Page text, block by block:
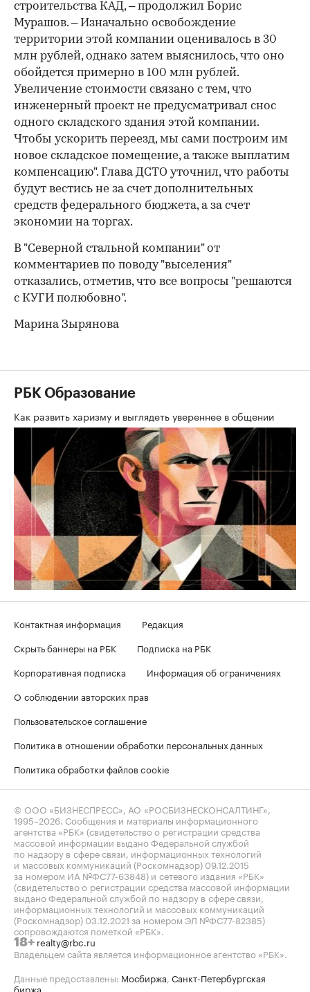
строительства КАД, – продолжил Борис
Мурашов. – Изначально освобождение
территории этой компании оценивалось в 30
млн рублей, однако затем выяснилось, что оно
обойдется примерно в 100 млн рублей.
Увеличение стоимости связано с тем, что
инженерный проект не предусматривал снос
одного складского здания этой компании.
Чтобы ускорить переезд, мы сами построим им
новое складское помещение, а также выплатим
компенсацию". Глава ДСТО уточнил, что работы
будут вестись не за счет дополнительных
средств федерального бюджета, а за счет
экономии на торгах.
В "Северной стальной компании" от
комментариев по поводу "выселения"
отказались, отметив, что все вопросы "решаются
с КУГИ полюбовно".
Марина Зырянова
РБК Образование
Как развить харизму и выглядеть увереннее в общении
Контактная информация
Редакция
Скрыть баннеры на РБК
Подписка на РБК
Корпоративная подписка
Информация об ограничениях
О соблюдении авторских прав
Пользовательское соглашение
Политика в отношении обработки персональных данных
Политика обработки файлов cookie
© ООО «БИЗНЕСПРЕСС», АО «РОСБИЗНЕСКОНСАЛТИНГ»,
1995–2026. Сообщения и материалы информационного
агентства «РБК» (свидетельство о регистрации средства
массовой информации выдано Федеральной службой
по надзору в сфере связи, информационных технологий
и массовых коммуникаций (Роскомнадзор) 09.12.2015
за номером ИА №ФС77-63848) и сетевого издания «РБК»
(свидетельство о регистрации средства массовой информации
выдано Федеральной службой по надзору в сфере связи,
информационных технологий и массовых коммуникаций
(Роскомнадзор) 03.12.2021 за номером ЭЛ №ФС77-82385)
сопровождаются пометкой «РБК».
18+ realty@rbc.ru
Владельцем сайта является информационное агентство «РБК».
Данные предоставлены: Мосбиржа, Санкт-Петербургская
биржа